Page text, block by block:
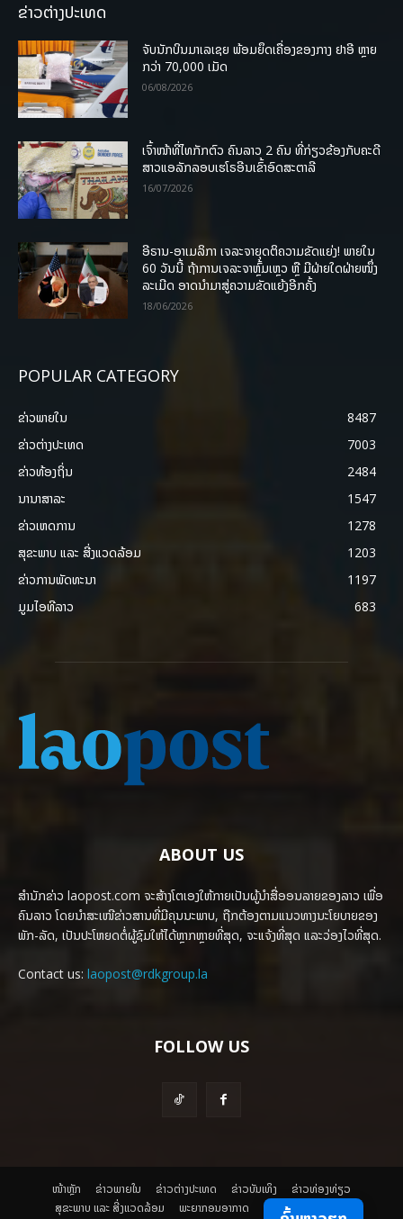
ຂ່າວຕ່າງປະເທດ
ຈັບນັກບິນມາເລເຊຍ ພ້ອມຍຶດເຄື່ອງຂອງກາງ ຢາອີ ຫຼາຍ
ກວ່າ 70,000 ເມັດ
06/08/2026
ເຈົ້າໜ້າທີ່ໄທກັກຕົວ ຄົນລາວ 2 ຄົນ ທີ່ກ່ຽວຂ້ອງກັບຄະດີ
ສາວແອລັກລອບເຮໂຣອີນເຂົ້າອົດສະຕາລີ
16/07/2026
ອີຣານ-ອາເມລິກາ ເຈລະຈາຍຸດຕິຄວາມຂັດແຍ່ງ! ພາຍໃນ
60 ວັນນີ້ ຖ້າການເຈລະຈາຫຼົ້ມເຫຼວ ຫຼື ມີຝ່າຍໃດຝ່າຍໜຶ່ງ
ລະເມີດ ອາດນໍາມາສູ່ຄວາມຂັດແຍ້ງອີກຄັ້ງ
18/06/2026
POPULAR CATEGORY
ຂ່າວພາຍ​ໃນ
8487
ຂ່າວຕ່າງປະເທດ
7003
ຂ່າວທ້ອງຖິ່ນ
2484
ນານາສາລະ
1547
ຂ່າວເຫດການ
1278
ສຸຂະພາບ ແລະ ສີ່ງແວດລ້ອມ
1203
ຂ່າວການພັດທະນາ
1197
ມູມໄອທີລາວ
683
ABOUT US
ສຳນັກຂ່າວ laopost.com ຈະສ້າງໂຕເອງໃຫ້ກາຍເປັນຜູ້ນຳສື່ອອນລາຍຂອງລາວ ເພື່ອ
ຄົນລາວ ໂດຍນຳສະເໜີຂ່າວສານທີ່ມີຄຸນນະພາບ, ຖືກຕ້ອງຕາມແນວທາງນະໂຍບາຍຂອງ
ພັກ-ລັດ, ເປັນປະໂຫຍດຕໍ່ຜູ້ຊົມໃຫ້ໄດ້ຫຼາກຫຼາຍທີ່ສຸດ, ຈະແຈ້ງທີ່ສຸດ ແລະວ່ອງໄວທີ່ສຸດ.
Contact us: laopost@rdkgroup.la
FOLLOW US
ໜ້າຫຼັກ ຂ່າວພາຍ​ໃນ ຂ່າວຕ່າງປະເທດ ​ຂ່າວບັນເທິງ
​ຂ່າວທ່ອງທ່ຽວ
ສຸຂະພາບ ແລະ ສີ່ງແວດລ້ອມ
ພະຍາກອນອາກາດ